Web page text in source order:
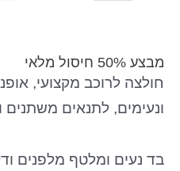
מבצע 50% חיסול מלאי
חולצה לרוכב מקצועי,
ונעימים, לתנאים
בד נעים ומלטף מלפנים